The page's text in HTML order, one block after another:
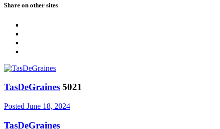
Share on other sites
TasDeGraines 5021
Posted June 18, 2024
TasDeGraines